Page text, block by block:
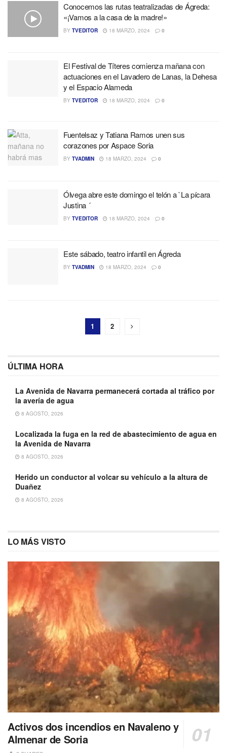
Conocemos las rutas teatralizadas de Ágreda:
«¡Vamos a la casa de la madre!»
BY TVEDITOR 18 MARZO, 2024 0
El Festival de Títeres comienza mañana con
actuaciones en el Lavadero de Lanas, la Dehesa
y el Espacio Alameda
BY TVEDITOR 18 MARZO, 2024 0
Fuentelsaz y Tatiana Ramos unen sus
corazones por Aspace Soria
BY TVADMIN 18 MARZO, 2024 0
Ólvega abre este domingo el telón a `La pícara
Justina ´
BY TVEDITOR 18 MARZO, 2024 0
Este sábado, teatro infantil en Ágreda
BY TVADMIN 18 MARZO, 2024 0
1 2
ÚLTIMA HORA
La Avenida de Navarra permanecerá cortada al tráfico por
la avería de agua
8 AGOSTO, 2026
Localizada la fuga en la red de abastecimiento de agua en
la Avenida de Navarra
8 AGOSTO, 2026
Herido un conductor al volcar su vehículo a la altura de
Duañez
8 AGOSTO, 2026
LO MÁS VISTO
Activos dos incendios en Navaleno y
Almenar de Soria